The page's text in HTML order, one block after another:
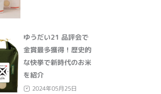
ゆうだい21 品評会で
金賞最多獲得！歴史的
な快挙で新時代のお米
を紹介
2024年05月25日